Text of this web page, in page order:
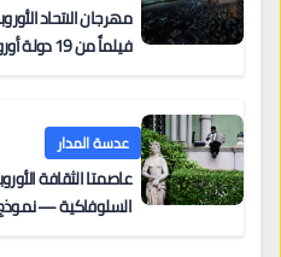
فيلماً من 19 دولة أوروبية بالدخول المجاني
عدسة المدار
السلوفاكية — نموذج